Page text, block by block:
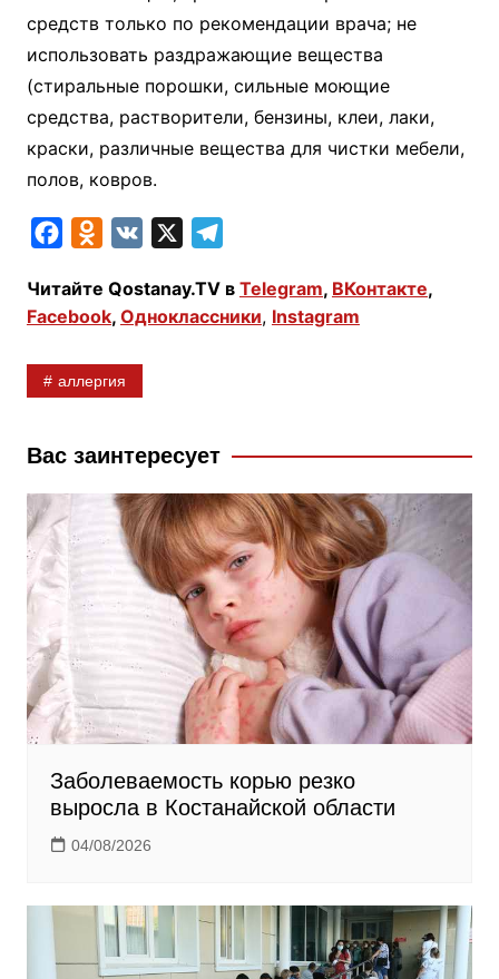
средств только по рекомендации врача; не
использовать раздражающие вещества
(стиральные порошки, сильные моющие
средства, растворители, бензины, клеи, лаки,
краски, различные вещества для чистки мебели,
полов, ковров.
c
e
o
k
n
o
l
s
i
l
e
m
Читайте Qostanay.TV в Telegram, ВКонтакте,
Facebook, Одноклассники, Instagram
аллергия
Вас заинтересует
Заболеваемость корью резко
выросла в Костанайской области
04/08/2026